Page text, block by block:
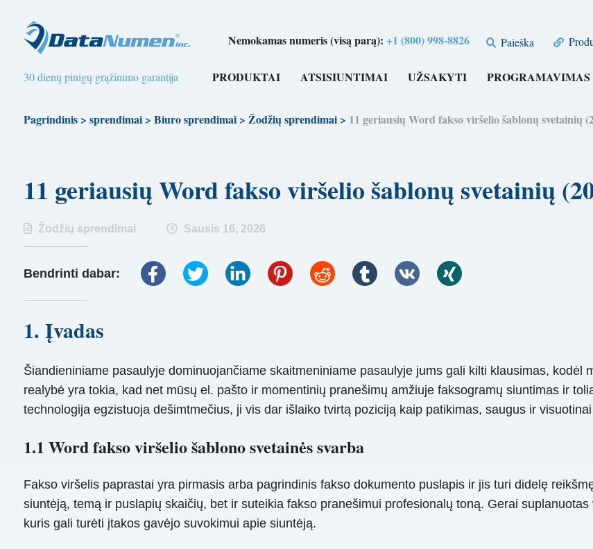
Nemokamas numeris (visą parą):+1 (800) 998-8826 Paieška
30 dienų pinigų grąžinimo garantija PRODUKTAI ATSISIUNTIMAI UŽSAKYTI PROGRAMAVIMAS
Pagrindinis> sprendimai> Biuro sprendimai> Žodžių sprendimai> 11 geriausių Word fakso viršelio šablonų svetainių
11 geriausių Word fakso viršelio šablonų svetainių
Žodžių sprendimai Sausis 16, 2026
Bendrinti dabar:
1. Įvadas
Šiandieniniame pasaulyje dominuojančiame skaitmeniniame pasaulyje jums gali kilti klausimas, kodėl
realybė yra tokia, kad net mūsų el. pašto ir momentinių pranešimų amžiuje faksogramų siuntimas ir
technologija egzistuoja dešimtmečius, ji vis dar išlaiko tvirtą poziciją kaip patikimas, saugus ir
1.1 Word fakso viršelio šablono svetainės svarba
Fakso viršelis paprastai yra pirmasis arba pagrindinis fakso dokumento puslapis ir jis turi didelę
siuntėją, temą ir puslapių skaičių, bet ir suteikia fakso pranešimui profesionalų toną. Gerai
kuris gali turėti įtakos gavėjo suvokimui apie siuntėją.